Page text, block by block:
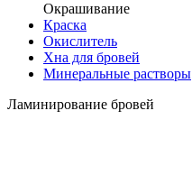
Окрашивание
Краска
Окислитель
Хна для бровей
Минеральные растворы
Ламинирование бровей